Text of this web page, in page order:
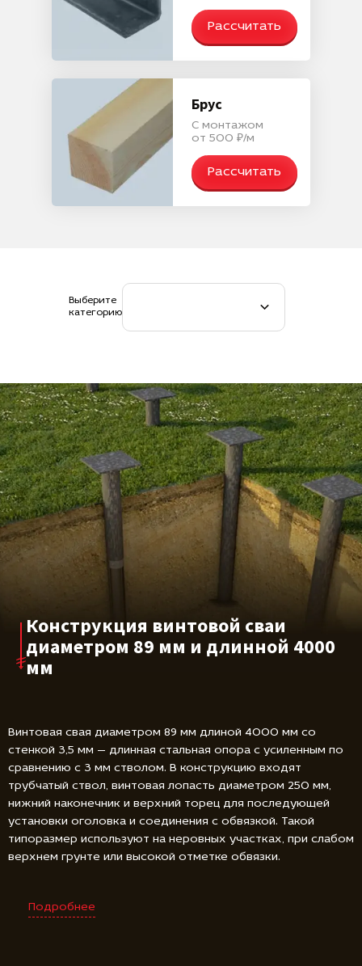
Рассчитать
Брус
С монтажом
от 500 ₽/м
Рассчитать
Выберите
категорию
Конструкция винтовой сваи
диаметром 89 мм и длинной 4000
мм
Винтовая свая диаметром 89 мм длиной 4000 мм со
стенкой 3,5 мм — длинная стальная опора с усиленным по
сравнению с 3 мм стволом. В конструкцию входят
трубчатый ствол, винтовая лопасть диаметром 250 мм,
нижний наконечник и верхний торец для последующей
установки оголовка и соединения с обвязкой. Такой
типоразмер используют на неровных участках, при слабом
верхнем грунте или высокой отметке обвязки.
Подробнее